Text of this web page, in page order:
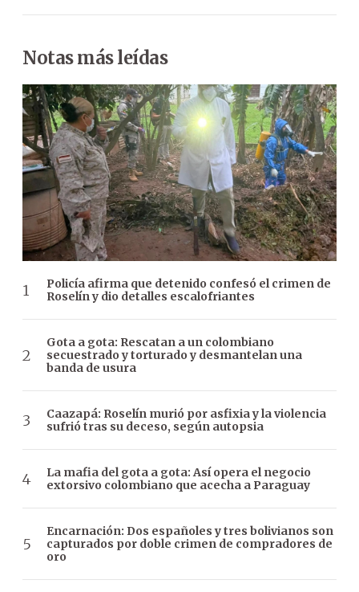
Notas más leídas
Policía afirma que detenido confesó el crimen de
Roselín y dio detalles escalofriantes
Gota a gota: Rescatan a un colombiano
secuestrado y torturado y desmantelan una
banda de usura
Caazapá: Roselín murió por asfixia y la violencia
sufrió tras su deceso, según autopsia
La mafia del gota a gota: Así opera el negocio
extorsivo colombiano que acecha a Paraguay
Encarnación: Dos españoles y tres bolivianos son
capturados por doble crimen de compradores de
oro